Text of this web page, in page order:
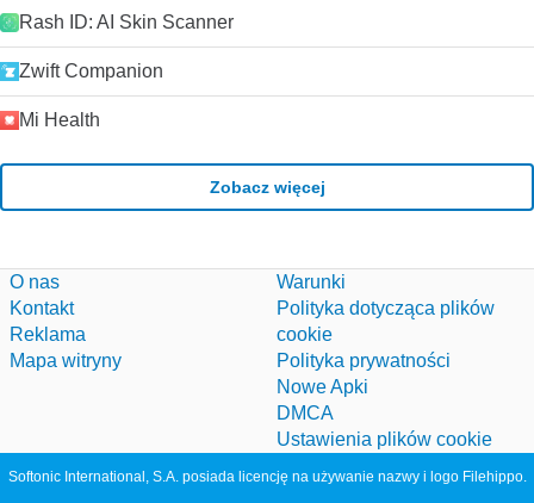
Rash ID: AI Skin Scanner
Zwift Companion
Mi Health
Zobacz więcej
O nas
Kontakt
Reklama
Mapa witryny
Warunki
Polityka dotycząca plików
cookie
Polityka prywatności
Nowe Apki
DMCA
Ustawienia plików cookie
Softonic International, S.A. posiada licencję na używanie nazwy i logo Filehippo.